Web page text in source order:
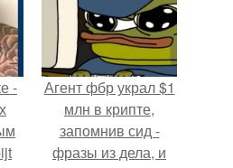
-
Агент фбр украл $1
млн в крипте,
запомнив сид -
фразы из дела, и